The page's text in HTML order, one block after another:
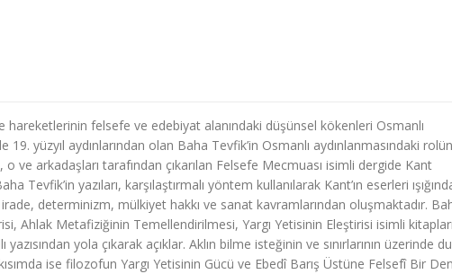
hareketlerinin felsefe ve edebiyat alanındaki düşünsel kökenleri Osmanlı
19. yüzyıl aydınlarından olan Baha Tevfik’in Osmanlı aydınlanmasındaki
o ve arkadaşları tarafından çıkarılan Felsefe Mecmuası isimli dergide Kant
Tevfik’in yazıları, karşılaştırmalı yöntem kullanılarak Kant’ın eserleri
irade, determinizm, mülkiyet hakkı ve sanat kavramlarından oluşmaktadır.
Ahlak Metafiziğinin Temellendirilmesi, Yargı Yetisinin Eleştirisi isimli
yola çıkarak açıklar. Aklın bilme isteğinin ve sınırlarının üzerinde
ise filozofun Yargı Yetisinin Gücü ve Ebedî Barış Üstüne Felsefî Bir